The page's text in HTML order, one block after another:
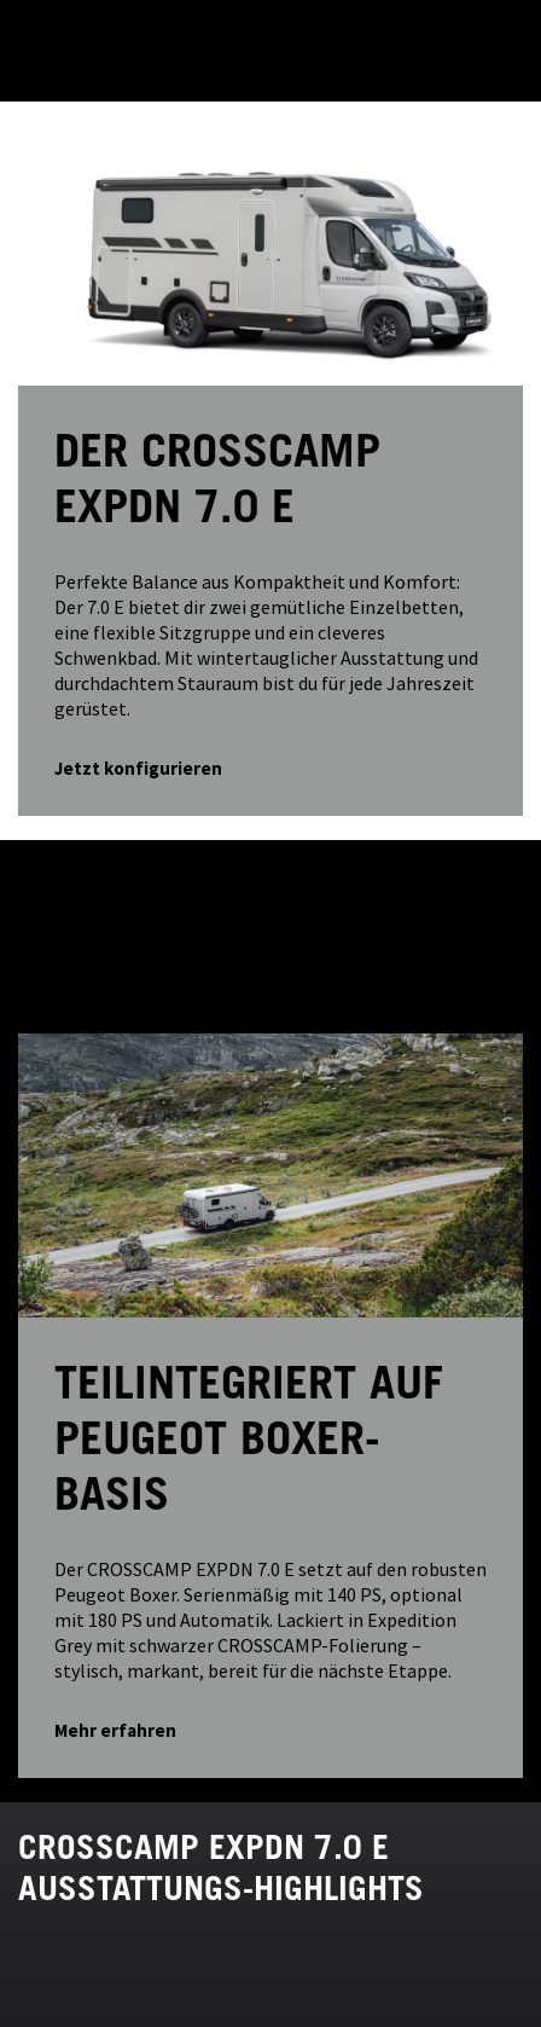
DER CROSSCAMP
EXPDN 7.0 E
Perfekte Balance aus Kompaktheit und Komfort:
Der 7.0 E bietet dir zwei gemütliche Einzelbetten,
eine flexible Sitzgruppe und ein cleveres
Schwenkbad. Mit wintertauglicher Ausstattung und
durchdachtem Stauraum bist du für jede Jahreszeit
gerüstet.
Jetzt konfigurieren
TEILINTEGRIERT AUF
PEUGEOT BOXER-
BASIS
Der CROSSCAMP EXPDN 7.0 E setzt auf den robusten
Peugeot Boxer. Serienmäßig mit 140 PS, optional
mit 180 PS und Automatik. Lackiert in Expedition
Grey mit schwarzer CROSSCAMP-Folierung –
stylisch, markant, bereit für die nächste Etappe.
Mehr erfahren
CROSSCAMP EXPDN 7.0 E
AUSSTATTUNGS-HIGHLIGHTS